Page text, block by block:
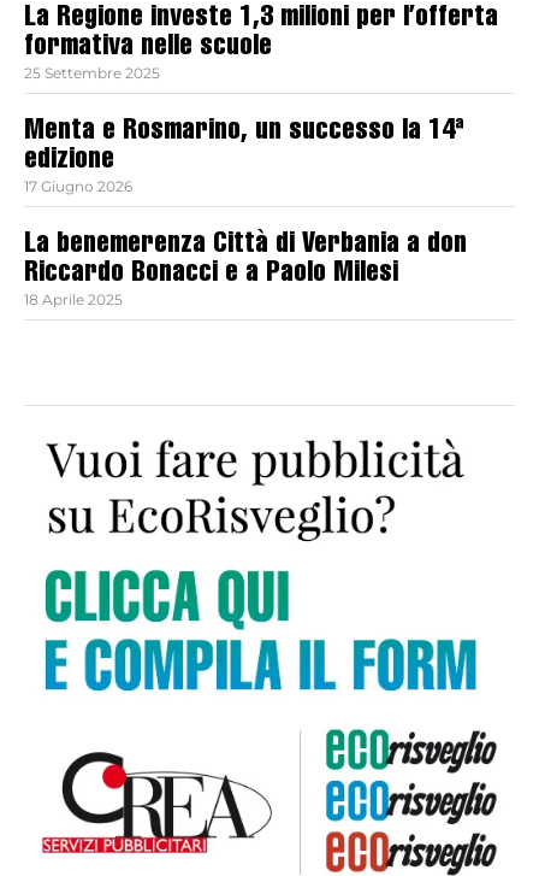
La Regione investe 1,3 milioni per l’offerta
formativa nelle scuole
25 Settembre 2025
Menta e Rosmarino, un successo la 14ª
edizione
17 Giugno 2026
La benemerenza Città di Verbania a don
Riccardo Bonacci e a Paolo Milesi
18 Aprile 2025